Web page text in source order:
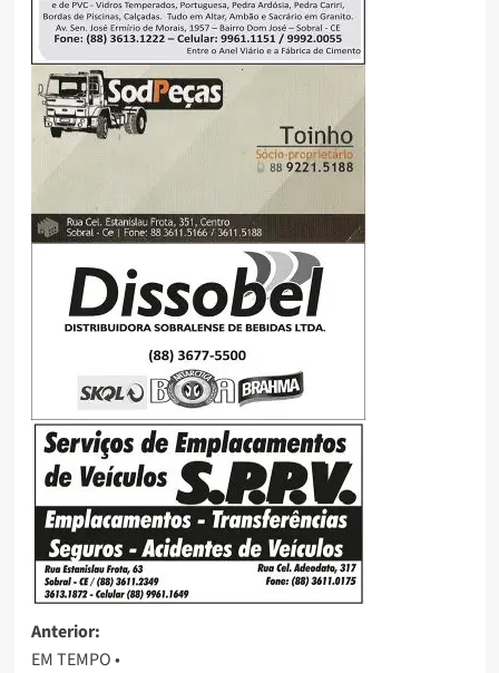
Anterior:
EM TEMPO •